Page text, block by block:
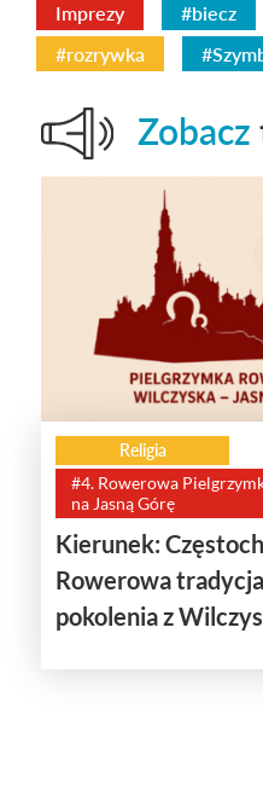
Imprezy #biecz
#rozrywka
Zobacz
Religia
#4. Rowerowa
na Jasną Górę
Kierunek:
Rowerowa
pokolenia z